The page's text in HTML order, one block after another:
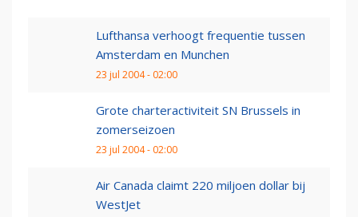
Lufthansa verhoogt frequentie tussen
Amsterdam en Munchen
23 jul 2004 - 02:00
Grote charteractiviteit SN Brussels in
zomerseizoen
23 jul 2004 - 02:00
Air Canada claimt 220 miljoen dollar bij
WestJet